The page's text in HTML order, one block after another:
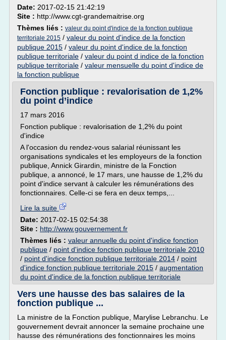
Date: 2017-02-15 21:42:19
Site : http://www.cgt-grandemaitrise.org
Thèmes liés : valeur du point d'indice de la fonction publique
territoriale 2015 / valeur du point d'indice de la fonction
publique 2015 / valeur du point d'indice de la fonction
publique territoriale / valeur du point d indice de la fonction
publique territoriale / valeur mensuelle du point d'indice de
la fonction publique
Fonction publique : revalorisation de 1,2%
du point d’indice
17 mars 2016
Fonction publique : revalorisation de 1,2% du point
d'indice
A l'occasion du rendez-vous salarial réunissant les
organisations syndicales et les employeurs de la fonction
publique, Annick Girardin, ministre de la Fonction
publique, a annoncé, le 17 mars, une hausse de 1,2% du
point d'indice servant à calculer les rémunérations des
fonctionnaires. Celle-ci se fera en deux temps,...
Lire la suite
Date: 2017-02-15 02:54:38
Site : http://www.gouvernement.fr
Thèmes liés : valeur annuelle du point d'indice fonction
publique / point d'indice fonction publique territoriale 2010
/ point d'indice fonction publique territoriale 2014 / point
d'indice fonction publique territoriale 2015 / augmentation
du point d'indice de la fonction publique territoriale
Vers une hausse des bas salaires de la
fonction publique ...
La ministre de la Fonction publique, Marylise Lebranchu. Le
gouvernement devrait annoncer la semaine prochaine une
hausse des rémunérations des fonctionnaires les moins